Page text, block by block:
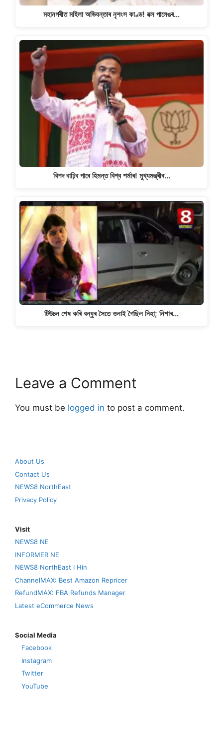
মহানগৰীত মহিলা অভিযন্তাৰ নৃশংস কাণ্ড! বক্স পালেঙৰ…
বিপদ বাঢ়িব পাৰে হিমন্ত বিশ্ব শৰ্মাৰ! মুখ্যমন্ত্ৰীৰ…
টিউচন শেষ কৰি বন্ধুৰ সৈতে ওলাই গৈছিল নিহা; নিশাৰ…
Leave a Comment
You must be logged in to post a comment.
About Us
Contact Us
NEWS8 NorthEast
Privacy Policy
Visit
NEWS8 NE
INFORMER NE
NEWS8 NorthEast I Hin
ChannelMAX: Best Amazon Repricer
RefundMAX: FBA Refunds Manager
Latest eCommerce News
Social Media
Facebook
Instagram
Twitter
YouTube